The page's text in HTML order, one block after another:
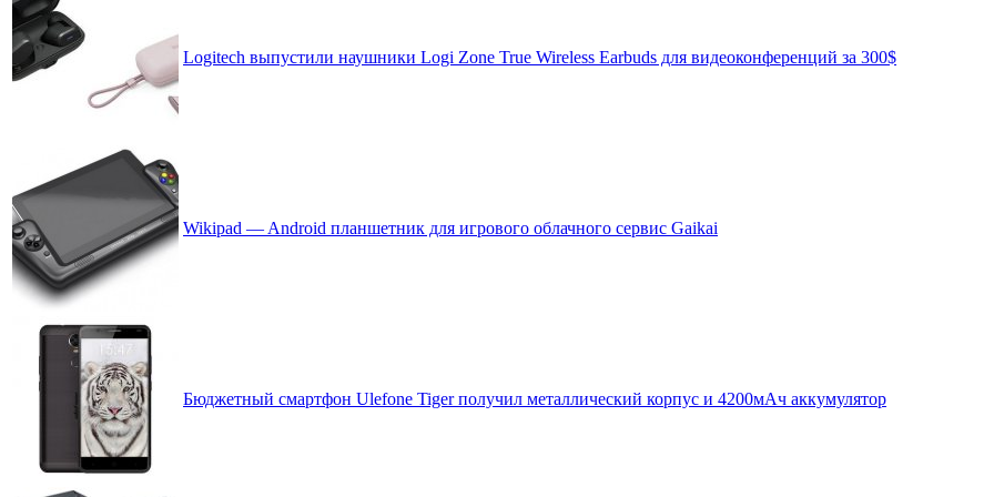
Logitech выпустили наушники Logi Zone True Wireless Earbuds для видеоконференций за 300$
Wikipad — Android планшетник для игрового облачного сервис Gaikai
Бюджетный смартфон Ulefone Tiger получил металлический корпус и 4200мАч аккумулятор